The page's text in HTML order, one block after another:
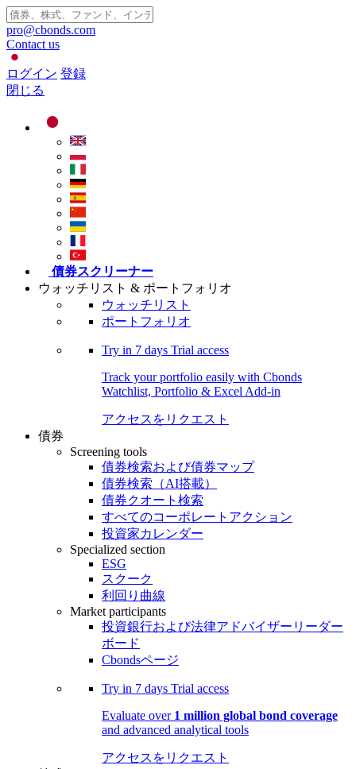
pro@cbonds.com
Contact us
ログイン 登録
閉じる
債券スクリーナー
ウォッチリスト & ポートフォリオ
ウォッチリスト
ポートフォリオ
Try in 7 days Trial access
Track your portfolio easily with Cbonds
Watchlist, Portfolio & Excel Add-in
アクセスをリクエスト
債券
Screening tools
債券検索および債券マップ
債券検索（AI搭載）
債券クオート検索
すべてのコーポレートアクション
投資家カレンダー
Specialized section
ESG
スクーク
利回り曲線
Market participants
投資銀行および法律アドバイザーリーダー
ボード
Cbondsページ
Try in 7 days Trial access
Evaluate over 1 million global bond coverage
and advanced analytical tools
アクセスをリクエスト